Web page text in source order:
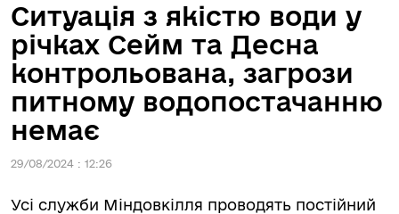
Cитуація з якістю води у
річках Сейм та Десна
контрольована, загрози
питному водопостачанню
немає
29/08/2024 : 12:26
Усі служби Міндовкілля проводять постійний